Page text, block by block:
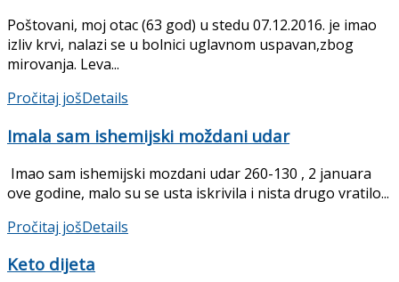
Poštovani, moj otac (63 god) u stedu 07.12.2016. je imao
izliv krvi, nalazi se u bolnici uglavnom uspavan,zbog
mirovanja. Leva...
Pročitaj jošDetails
Imala sam ishemijski moždani udar
Imao sam ishemijski mozdani udar 260-130 , 2 januara
ove godine, malo su se usta iskrivila i nista drugo vratilo...
Pročitaj jošDetails
Keto dijeta